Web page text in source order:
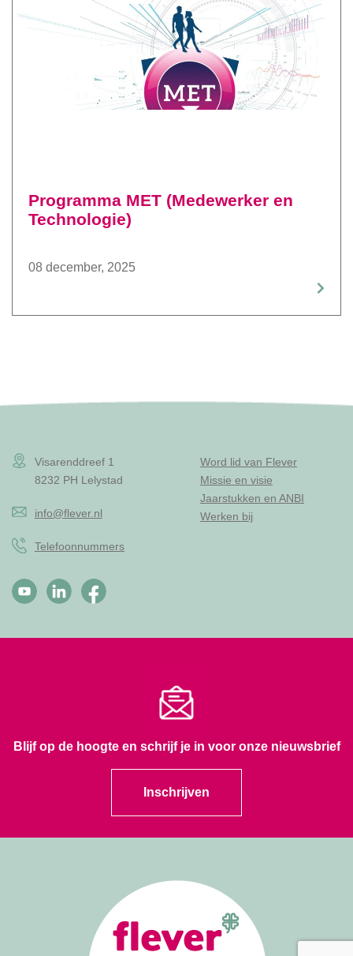
Programma MET (Medewerker en
Technologie)
08 december, 2025
Visarenddreef 1
8232 PH Lelystad
info@flever.nl
Telefoonnummers
Word lid van Flever
Missie en visie
Jaarstukken en ANBI
Werken bij
Blijf op de hoogte en schrijf je in voor onze nieuwsbrief
Inschrijven